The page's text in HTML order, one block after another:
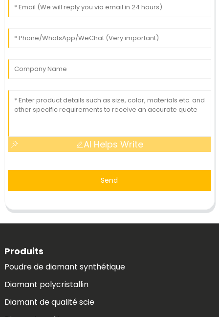
AI Helps Write
Send
Produits
Poudre de diamant synthétique
Diamant polycristallin
Diamant de qualité scie